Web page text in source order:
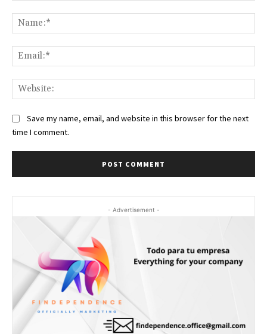
Save my name, email, and website in this browser for the next
time I comment.
- Advertisement -